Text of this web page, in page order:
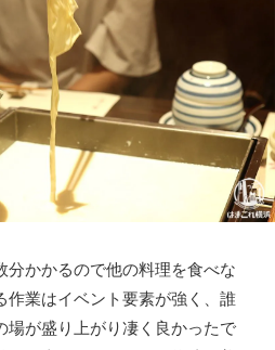
分かかるので他の料理を食べな
作業はイベント要素が強く、誰
場が盛り上がり凄く良かったで